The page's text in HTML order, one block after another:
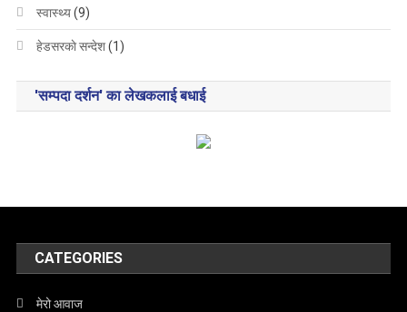
स्वास्थ्य(9)
हेडसरकाे सन्देश(1)
'सम्पदा दर्शन' का लेखकलाई बधाई
CATEGORIES
मेरो आवाज